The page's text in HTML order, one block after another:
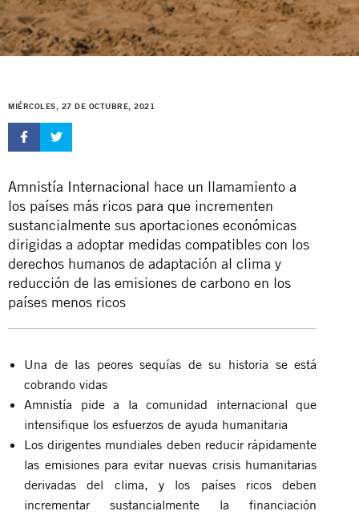
VIDAS Y PROTEGER
DERECHOS AMENAZADOS POR
LA CRISIS CLIMÁTICA
MIÉRCOLES, 27 DE OCTUBRE, 2021
Amnistía Internacional hace un llamamiento a
los países más ricos para que incrementen
sustancialmente sus aportaciones económicas
dirigidas a adoptar medidas compatibles con los
derechos humanos de adaptación al clima y
reducción de las emisiones de carbono en los
países menos ricos
Una de las peores sequías de su historia se está
cobrando vidas
Amnistía pide a la comunidad internacional que
intensifique los esfuerzos de ayuda humanitaria
Los dirigentes mundiales deben reducir rápidamente
las emisiones para evitar nuevas crisis humanitarias
derivadas del clima, y los países ricos deben
incrementar sustancialmente la financiación